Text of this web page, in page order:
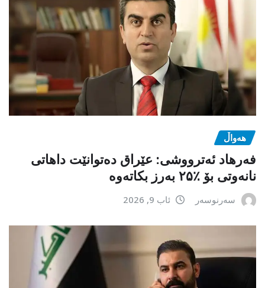
هەواڵ
فەرهاد ئەترووشی: عێراق دەتوانێت داهاتی
نانەوتی بۆ ٪۲۵ بەرز بکاتەوە
سەرنوسەر ئاب 9, 2026